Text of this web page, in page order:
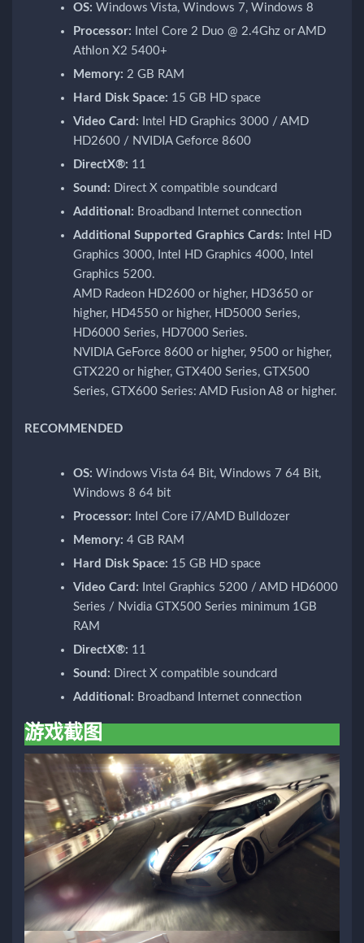
OS: Windows Vista, Windows 7, Windows 8
Processor: Intel Core 2 Duo @ 2.4Ghz or AMD
Athlon X2 5400+
Memory: 2 GB RAM
Hard Disk Space: 15 GB HD space
Video Card: Intel HD Graphics 3000 / AMD
HD2600 / NVIDIA Geforce 8600
DirectX®: 11
Sound: Direct X compatible soundcard
Additional: Broadband Internet connection
Additional Supported Graphics Cards: Intel HD
Graphics 3000, Intel HD Graphics 4000, Intel
Graphics 5200.
AMD Radeon HD2600 or higher, HD3650 or
higher, HD4550 or higher, HD5000 Series,
HD6000 Series, HD7000 Series.
NVIDIA GeForce 8600 or higher, 9500 or higher,
GTX220 or higher, GTX400 Series, GTX500
Series, GTX600 Series: AMD Fusion A8 or higher.
RECOMMENDED
OS: Windows Vista 64 Bit, Windows 7 64 Bit,
Windows 8 64 bit
Processor: Intel Core i7/AMD Bulldozer
Memory: 4 GB RAM
Hard Disk Space: 15 GB HD space
Video Card: Intel Graphics 5200 / AMD HD6000
Series / Nvidia GTX500 Series minimum 1GB
RAM
DirectX®: 11
Sound: Direct X compatible soundcard
Additional: Broadband Internet connection
游戏截图